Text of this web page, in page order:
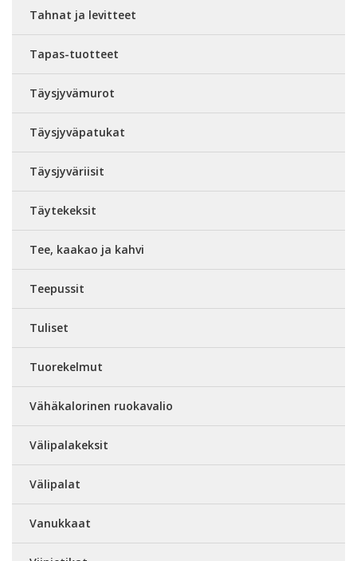
Tahnat ja levitteet
Tapas-tuotteet
Täysjyvämurot
Täysjyväpatukat
Täysjyväriisit
Täytekeksit
Tee, kaakao ja kahvi
Teepussit
Tuliset
Tuorekelmut
Vähäkalorinen ruokavalio
Välipalakeksit
Välipalat
Vanukkaat